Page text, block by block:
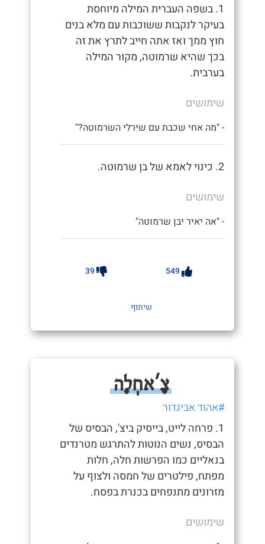
1. בשפה העברית המילה מיוחסת
בעיקר לנקבות ששוכבות עם מלא בנים
חוץ ממך ואז אתה חייב לתרץ את זה
בכך שהיא שרמוטה, מקור המילה
בערבית.
שימושים
- "מה אחי שכבת עם שירלי השרמוטה?"
2. כינוי לאמא של בן שרמוטה.
שימושים
- "אה יאיר יבן שרמוטה"
549
39
שיתוף
צָ'אחְלָה
#אהוד אביגדור
1. פרחה לייט, בייסיק ביצ', הבסיס של
הבסיס, נשים הנוטות להתרגש מטרנדים
בנאליים כמו הפרשות חלה, חלות
מפתח, פילטרים של חמסה ולצוף על
מזרונים מתנפחים בכנרת בפסח.
שימושים